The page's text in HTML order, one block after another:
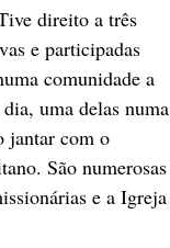
direito a três
e participadas
comunidade a
uma delas numa
jantar com o
São numerosas
e a Igreja